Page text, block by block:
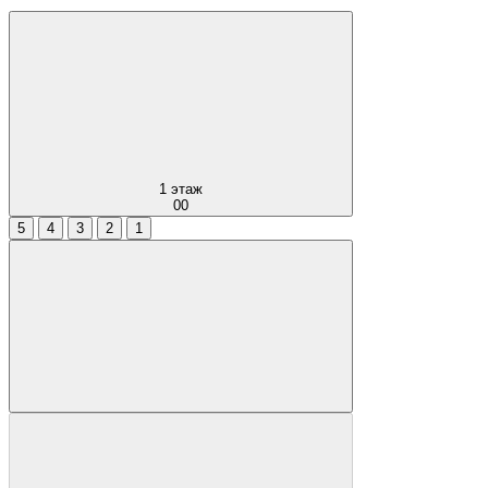
1 этаж
00
5
4 3 2 1